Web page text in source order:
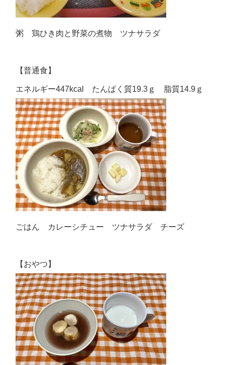
粥 鶏ひき肉と野菜の煮物 ツナサラダ
【普通食】
エネルギー447kcal たんぱく質19.3ｇ 脂質14.9ｇ
ごはん カレーシチュー ツナサラダ チーズ
【おやつ】